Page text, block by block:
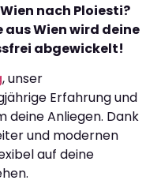
nach Ploiesti?
aus Wien wird deine
abgewickelt!
, unser
Erfahrung und
deine Anliegen. Dank
und modernen
auf deine